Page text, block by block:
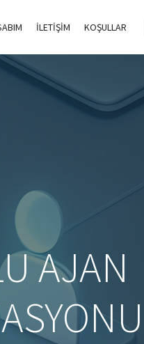
İLETIŞIM KOŞULLAR
AJAN